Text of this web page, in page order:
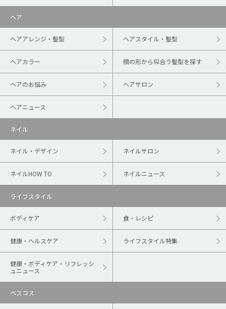
ヘア
ヘアアレンジ・髪型 ヘアスタイル・髪型
ヘアカラー 顔の形から似合う髪型を探す
ヘアのお悩み ヘアサロン
ヘアニュース
ネイル
ネイル・デザイン ネイルサロン
ネイルHOW TO ネイルニュース
ライフスタイル
ボディケア 食・レシピ
健康・ヘルスケア ライフスタイル特集
健康・ボディケア・リフレッシ
ュニュース
ベスコス